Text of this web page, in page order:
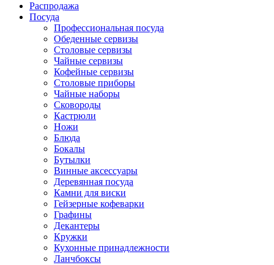
Распродажа
Посуда
Профессиональная посуда
Обеденные сервизы
Столовые сервизы
Чайные сервизы
Кофейные сервизы
Столовые приборы
Чайные наборы
Сковороды
Кастрюли
Ножи
Блюда
Бокалы
Бутылки
Винные аксессуары
Деревянная посуда
Камни для виски
Гейзерные кофеварки
Графины
Декантеры
Кружки
Кухонные принадлежности
Ланчбоксы